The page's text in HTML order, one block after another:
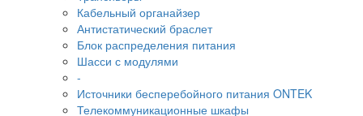
Кабельный органайзер
Антистатический браслет
Блок распределения питания
Шасси с модулями
-
Источники бесперебойного питания ONTEK
Телекоммуникационные шкафы